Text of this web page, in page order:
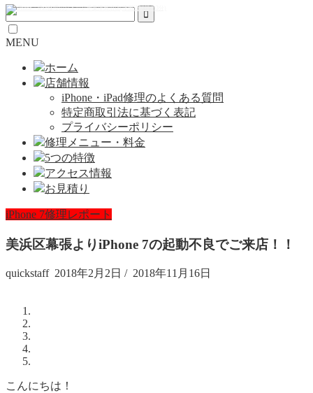
MENU
ホーム
店舗情報
iPhone・iPad修理のよくある質問
特定商取引法に基づく表記
プライバシーポリシー
修理メニュー・料金
5つの特徴
アクセス情報
お見積り
iPhone 7修理レポート
美浜区幕張よりiPhone 7の起動不良でご来店！！
quickstaff 2018年2月2日 / 2018年11月16日
こんにちは！